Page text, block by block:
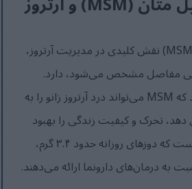
متیل سولفونیل متان (MSM) نقش کلیدی در مدیریت آرتروز،
مفاصل مشخص می‌شود، دارد.
مطالعات نشان می‌دهد که MSM می‌تواند درد آرتروز زانو را به
تحرک و کیفیت زندگی را بهبود
بخشد. مشخص شده است که دوزهای روزانه حدود ۳.۴ گرم،
به درمان‌های دارونما ارائه می‌دهند.